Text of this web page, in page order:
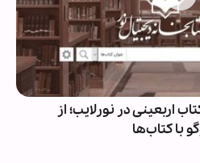
۱۹۰ عنوان کتاب اربعینی در نورلایب؛ از
با کتاب‌ها